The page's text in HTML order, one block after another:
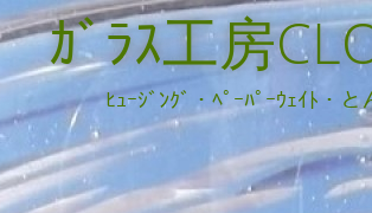
ｶﾞﾗｽ工房
ﾋｭｰｼﾞﾝｸﾞ・ﾍﾟｰﾊﾟｰｳｪｲﾄ・と